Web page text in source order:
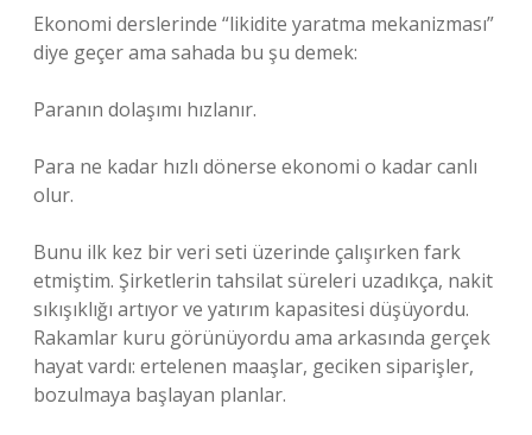
Ekonomi derslerinde “likidite yaratma mekanizması”
diye geçer ama sahada bu şu demek:
Paranın dolaşımı hızlanır.
Para ne kadar hızlı dönerse ekonomi o kadar canlı
olur.
Bunu ilk kez bir veri seti üzerinde çalışırken fark
etmiştim. Şirketlerin tahsilat süreleri uzadıkça, nakit
sıkışıklığı artıyor ve yatırım kapasitesi düşüyordu.
Rakamlar kuru görünüyordu ama arkasında gerçek
hayat vardı: ertelenen maaşlar, geciken siparişler,
bozulmaya başlayan planlar.